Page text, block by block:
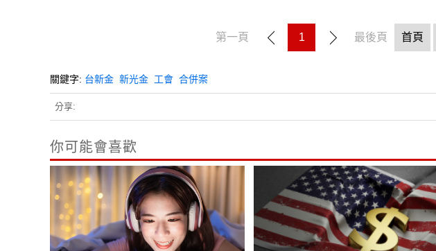
第一頁 1 最後頁 首頁
關鍵字: 台新金 新光金 工會 合併案
分享:
你可能會喜歡